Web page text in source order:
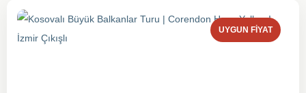
UYGUN FIYAT